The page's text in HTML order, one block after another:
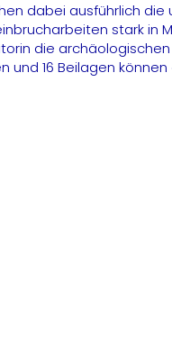
dabei ausführlich
stark in
die
und 16 Beilagen